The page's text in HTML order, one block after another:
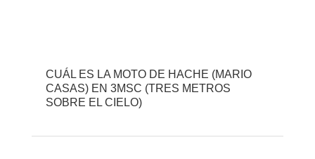
CUÁL ES LA MOTO DE HACHE (MARIO
CASAS) EN 3MSC (TRES METROS
SOBRE EL CIELO)